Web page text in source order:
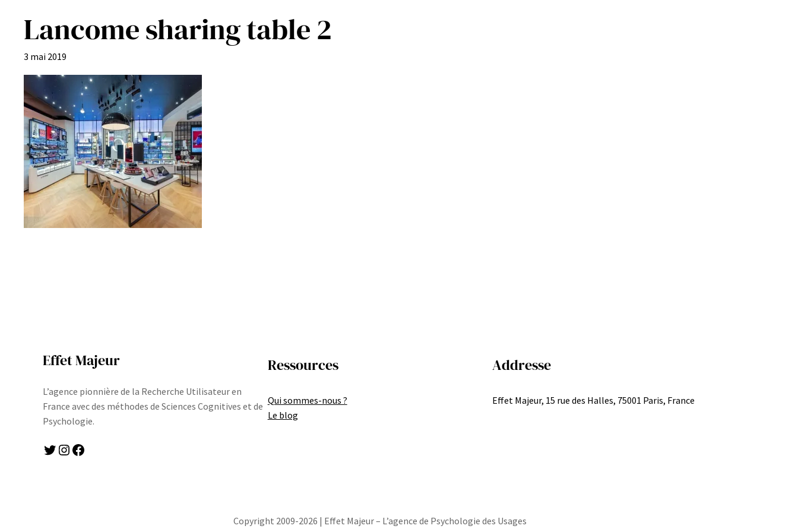
Lancome sharing table 2
3 mai 2019
Effet Majeur
L’agence pionnière de la Recherche Utilisateur en
France avec des méthodes de Sciences Cognitives et de
Psychologie.
Twitter Instagram Facebook
Ressources
Qui sommes-nous ?
Le blog
Addresse
Effet Majeur, 15 rue des Halles, 75001 Paris, France
Copyright 2009-2026 | Effet Majeur – L’agence de Psychologie des Usages